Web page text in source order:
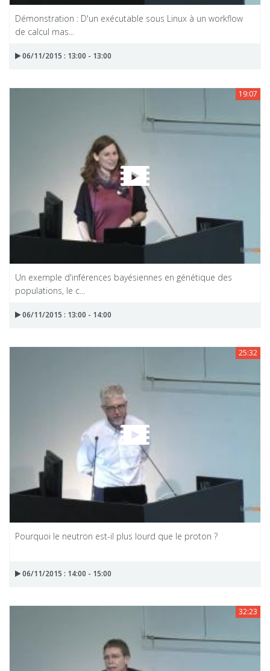
Démonstration : D'un exécutable sous Linux à un workflow
de calcul mas...
06/11/2015 : 13:00 - 13:00
19:07
Un exemple d'inférences bayésiennes en génétique des
populations, le c...
06/11/2015 : 13:00 - 14:00
25:32
Pourquoi le neutron est-il plus lourd que le proton ?
06/11/2015 : 14:00 - 15:00
32:23